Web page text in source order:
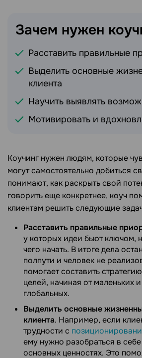
Зачем нужен
Расставить правильные
Выделить основные
клиента
Научить выявлять
Мотивировать и
Коучинг нужен людям, которые
могут самостоятельно добиться
понимают, как раскрыть свой
говорить еще конкретнее, коуч
клиентам решить следующие
Расставить правильные
у которых идеи бьют ключом,
чего начать. В итоге дела
полпути и человек не
помогает составить
целей, начиная от маленьких
глобальных.
Выделить основные
клиента. Например, если
трудности с
ему нужно разобраться в
основных ценностях. Это